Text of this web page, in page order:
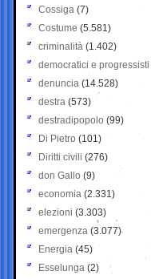
Cossiga (7)
Costume (5.581)
criminalità (1.402)
democratici e progressisti
denuncia (14.528)
destra (573)
destradipopolo (99)
Di Pietro (101)
Diritti civili (276)
don Gallo (9)
economia (2.331)
elezioni (3.303)
emergenza (3.077)
Energia (45)
Esselunga (2)